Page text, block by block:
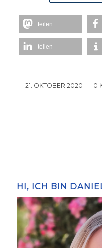
teilen
teilen
21. OKTOBER 2020
/ 0
HI, ICH BIN